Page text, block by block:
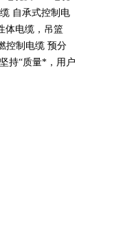
自承式控制电
体电缆，吊篮
控制电缆 预分
持“质量*，用户